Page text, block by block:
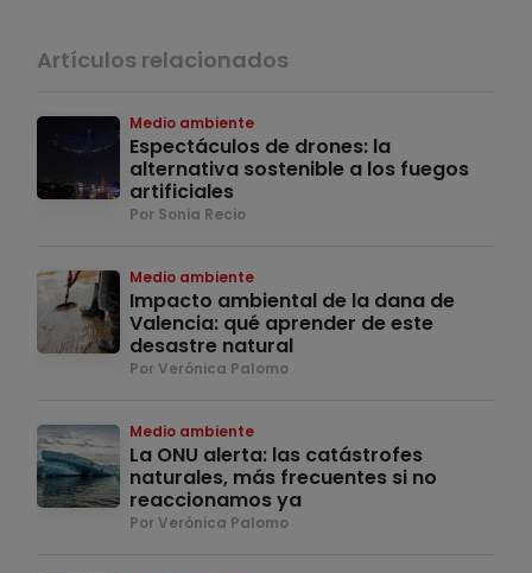
Artículos relacionados
Medio ambiente
Espectáculos de drones: la
alternativa sostenible a los fuegos
artificiales
Por Sonia Recio
Medio ambiente
Impacto ambiental de la dana de
Valencia: qué aprender de este
desastre natural
Por Verónica Palomo
Medio ambiente
La ONU alerta: las catástrofes
naturales, más frecuentes si no
reaccionamos ya
Por Verónica Palomo